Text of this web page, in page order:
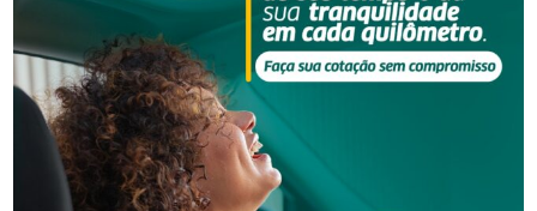
Segurança
Homem que beijou criança de 11 anos à força agora
terá de indenizar vítima e familiar